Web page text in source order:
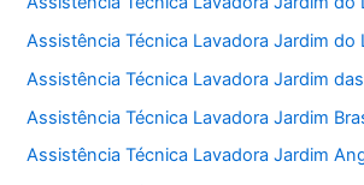
Assistência Técnica Lavadora Jardim do
Assistência Técnica Lavadora Jardim
Assistência Técnica Lavadora Jardim
Assistência Técnica Lavadora Jardim